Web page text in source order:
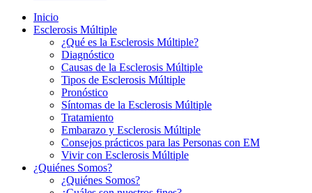
Inicio
Esclerosis Múltiple
¿Qué es la Esclerosis Múltiple?
Diagnóstico
Causas de la Esclerosis Múltiple
Tipos de Esclerosis Múltiple
Pronóstico
Síntomas de la Esclerosis Múltiple
Tratamiento
Embarazo y Esclerosis Múltiple
Consejos prácticos para las Personas con EM
Vivir con Esclerosis Múltiple
¿Quiénes Somos?
¿Quiénes Somos?